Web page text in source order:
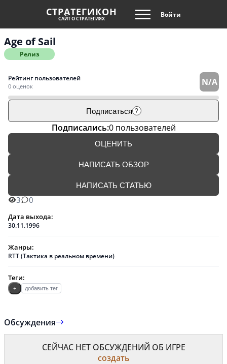
СТРАТЕГИКОН
САЙТ О СТРАТЕГИЯХ Войти
Age of Sail
Релиз
Рейтинг пользователей
0 оценок N/A
Подписаться ?
Подписались:0 пользователей
ОЦЕНИТЬ
НАПИСАТЬ ОБЗОР
НАПИСАТЬ СТАТЬЮ
3 0
Дата выхода:
30.11.1996
Жанры:
RTT (Тактика в реальном времени)
Теги:
+ добавить тег
Обсуждения
СЕЙЧАС НЕТ ОБСУЖДЕНИЙ ОБ ИГРЕ
создать